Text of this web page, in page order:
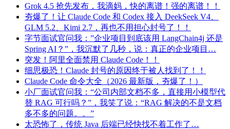
Grok 4.5 抢先发布，我滴妈，快的离谱！强的离谱！！
夯爆了！让 Claude Code 和 Codex 接入 DeekSeek V4、
GLM 5.2、Kimi 2.7，再也不用担心封号了！！
字节面试官问我：”企业项目到底该用 LangChain4j 还是
Spring AI？”，我沉默了几秒，说：真正的企业项目…
突发！阿里全面禁用 Claude Code！！
细思极恐！Claude 封号的原因终于被人找到了！！
Claude Code 命令大全（2026 最新版，夯爆了！）
小厂面试官问我：“公司内部文档不多，直接用小模型代
替 RAG 可行吗？”，我笑了说：“RAG 解决的不是文档
多不多的问题。。”
太恐怖了，传统 Java 后端已经快找不着工作了…